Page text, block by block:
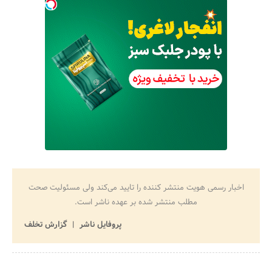
اخبار رسمی هویت منتشر کننده را تایید می‌کند ولی مسئولیت صحت
مطلب منتشر شده بر عهده ناشر است.
پروفایل ناشر
گزارش تخلف